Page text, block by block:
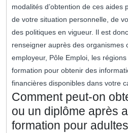
modalités d’obtention de ces aides
de votre situation personnelle, de
des politiques en vigueur. Il est
renseigner auprès des organismes
employeur, Pôle Emploi, les
formation pour obtenir des
financières disponibles dans votre
Comment peut-on
ou un diplôme après
formation pour